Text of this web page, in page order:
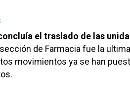
el traslado de las
sección de Farmacia fue la
movimientos ya se han